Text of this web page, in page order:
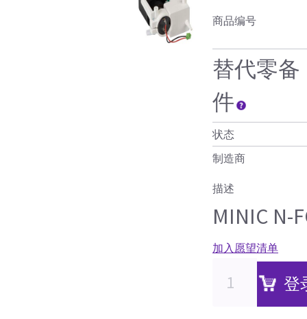
商品编号
替代零备
件
状态
制造商
描述
MINIC N-
加入愿望清单
登